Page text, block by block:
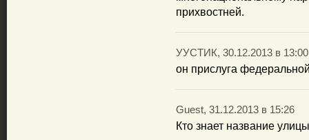
прихвостней.
УУСТИК, 30.12.2013 в 13:00
он прислуга
Guest, 31.12.2013 в 15:26
Кто знает название